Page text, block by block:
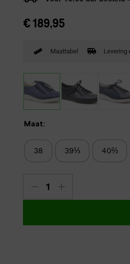
€ 189,95
Maattabel Levering
Maat:
38 39⅓ 40⅔